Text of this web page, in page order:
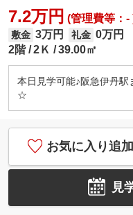
7.2万円 (管理費等：-
敷金 3万円 礼金 0万円
2階 2Ｋ 39.00㎡
本日見学可能♪阪急伊丹
☆
お気に入り追加
見